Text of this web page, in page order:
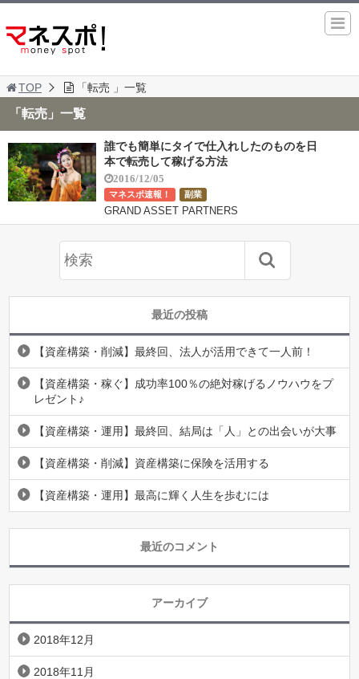
TOP 「転売 」一覧
「転売」一覧
誰でも簡単にタイで仕入れしたのものを日
本で転売して稼げる方法
2016/12/05
マネスポ速報！ 副業
GRAND ASSET PARTNERS
最近の投稿
【資産構築・削減】最終回、法人が活用できて一人前！
【資産構築・稼ぐ】成功率100％の絶対稼げるノウハウをプ
レゼント♪
【資産構築・運用】最終回、結局は「人」との出会いが大事
【資産構築・削減】資産構築に保険を活用する
【資産構築・運用】最高に輝く人生を歩むには
最近のコメント
アーカイブ
2018年12月
2018年11月